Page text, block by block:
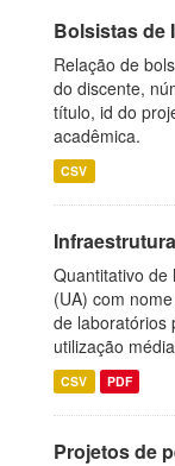
Bolsistas de
Relação de
do discente,
título, id do
acadêmica.
CSV
Quantitativo de
(UA) com
de laboratórios
utilização
CSV PDF
Projetos de